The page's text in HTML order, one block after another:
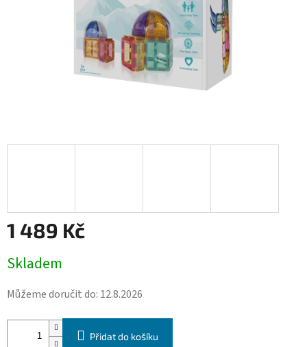
1 489 Kč
cena:
Skladem
Můžeme doručit do: 12.8.2026
Přidat do košíku